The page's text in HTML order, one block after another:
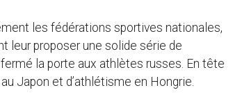
les fédérations sportives nationales,
leur proposer une solide série de
la porte aux athlètes russes. En tête
Japon et d’athlétisme en Hongrie.